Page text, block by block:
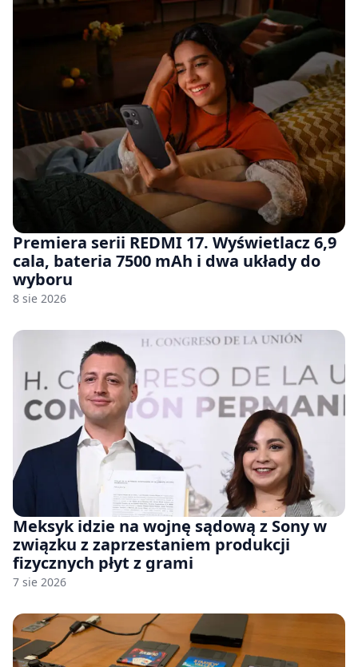
Premiera serii REDMI 17. Wyświetlacz 6,9
cala, bateria 7500 mAh i dwa układy do
wyboru
8 sie 2026
Meksyk idzie na wojnę sądową z Sony w
związku z zaprzestaniem produkcji
fizycznych płyt z grami
7 sie 2026